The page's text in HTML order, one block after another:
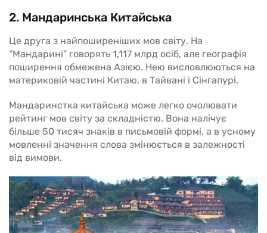
2. Мандаринська Китайська
Це друга з найпоширеніших мов світу. На
“Мандарині” говорять 1,117 млрд осіб, але географія
поширення обмежена Азією. Нею висловлюються на
материковій частині Китаю, в Тайвані і Сінгапурі.
Мандаринстка китайська може легко очолювати
рейтинг мов світу за складністю. Вона налічує
більше 50 тисяч знаків в письмовій формі, а в усному
мовленні значення слова змінюється в залежності
від вимови.